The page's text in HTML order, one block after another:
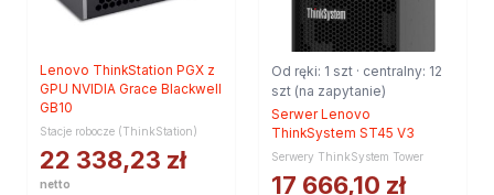
Lenovo ThinkStation PGX z
GPU NVIDIA Grace Blackwell
GB10
Stacje robocze (ThinkStation)
22 338,23 zł
netto
Od ręki: 1 szt · centralny: 12
szt (na zapytanie)
Serwer Lenovo
ThinkSystem ST45 V3
Serwery ThinkSystem Tower
17 666,10 zł